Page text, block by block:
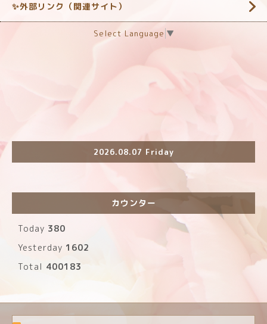
✨外部リンク（関連サイト）
Select Language ▼
2026.08.07 Friday
カウンター
Today 380
Yesterday 1602
Total 400183